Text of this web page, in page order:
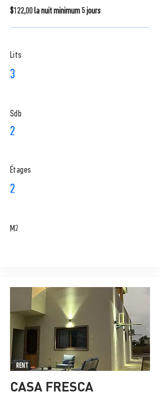
$122,00 la nuit minimum 5 jours
Lits
3
Sdb
2
​Étages
2
M2
RENT
CASA FRESCA